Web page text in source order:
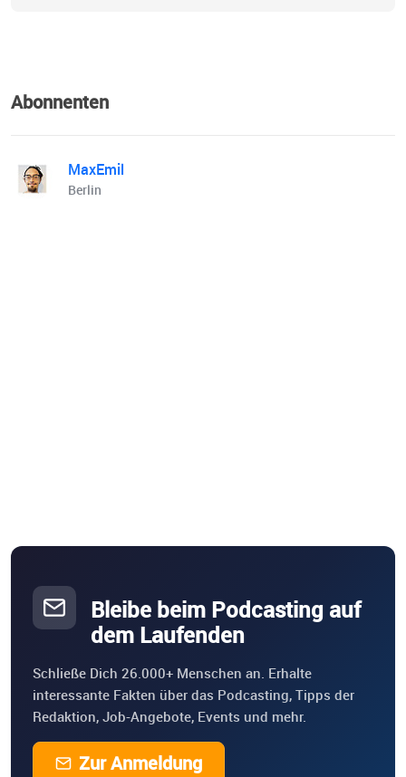
Abonnenten
MaxEmil
Berlin
Bleibe beim Podcasting auf
dem Laufenden
Schließe Dich 26.000+ Menschen an. Erhalte
interessante Fakten über das Podcasting, Tipps der
Redaktion, Job-Angebote, Events und mehr.
Zur Anmeldung